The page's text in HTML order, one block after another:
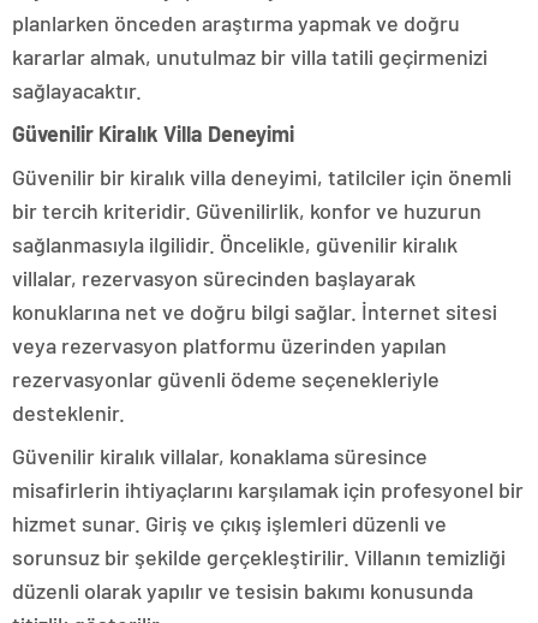
planlarken önceden araştırma yapmak ve doğru
kararlar almak, unutulmaz bir villa tatili geçirmenizi
sağlayacaktır.
Güvenilir Kiralık Villa Deneyimi
Güvenilir bir kiralık villa deneyimi, tatilciler için önemli
bir tercih kriteridir. Güvenilirlik, konfor ve huzurun
sağlanmasıyla ilgilidir. Öncelikle, güvenilir kiralık
villalar, rezervasyon sürecinden başlayarak
konuklarına net ve doğru bilgi sağlar. İnternet sitesi
veya rezervasyon platformu üzerinden yapılan
rezervasyonlar güvenli ödeme seçenekleriyle
desteklenir.
Güvenilir kiralık villalar, konaklama süresince
misafirlerin ihtiyaçlarını karşılamak için profesyonel bir
hizmet sunar. Giriş ve çıkış işlemleri düzenli ve
sorunsuz bir şekilde gerçekleştirilir. Villanın temizliği
düzenli olarak yapılır ve tesisin bakımı konusunda